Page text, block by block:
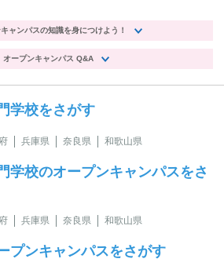
ャンパスの知識を身につけよう！
オープンキャンパス Q&A
学校をさがす
兵庫県 奈良県 和歌山県
学校のオープンキャンパスをさ
兵庫県 奈良県 和歌山県
プンキャンパスをさがす